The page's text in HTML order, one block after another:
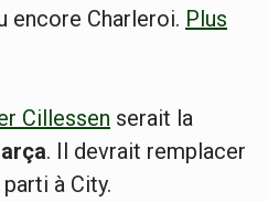
encore Charleroi. Plus
Cillessen serait la
. Il devrait remplacer
à City.